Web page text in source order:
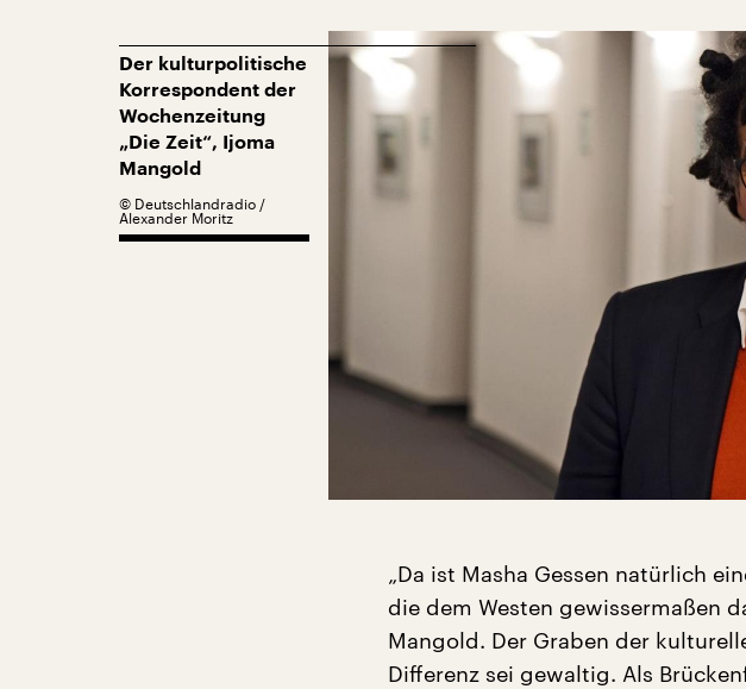
Der kulturpolitische
Korrespondent der
Wochenzeitung
„Die Zeit“, Ijoma
Mangold
© Deutschlandradio /
Alexander Moritz
„Da ist Masha Gessen natürlich
die dem Westen gewissermaßen
Mangold. Der Graben der
Differenz sei gewaltig. Als